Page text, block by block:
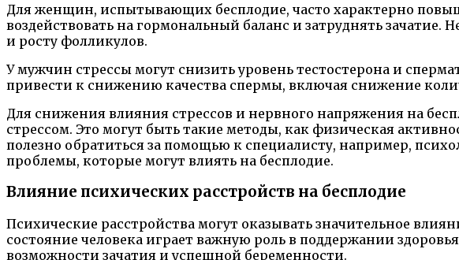
Для женщин, испытывающих бесплодие, часто характерно
воздействовать на гормональный баланс и затруднять
и росту фолликулов.
У мужчин стрессы могут снизить уровень тестостерона и
привести к снижению качества спермы, включая снижение
Для снижения влияния стрессов и нервного напряжения на
стрессом. Это могут быть такие методы, как физическая
полезно обратиться за помощью к специалисту, например,
проблемы, которые могут влиять на бесплодие.
Влияние психических расстройств на бесплодие
Психические расстройства могут оказывать значительное
состояние человека играет важную роль в поддержании
возможности зачатия и успешной беременности.